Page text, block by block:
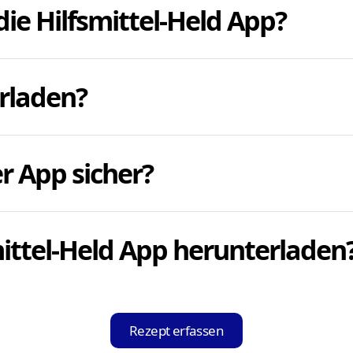
Hilfsmittel-Held App?
oder kontaktieren zu müssen. Die App
ausliest und passende Sanitätshäuser anzeigt.
starten Sie den Vorgang. Oder Sie laden die
oder Tablet immer parat.
App sicher?
Held App
auf Ihrem Gerät installieren.
Rezept erfassen